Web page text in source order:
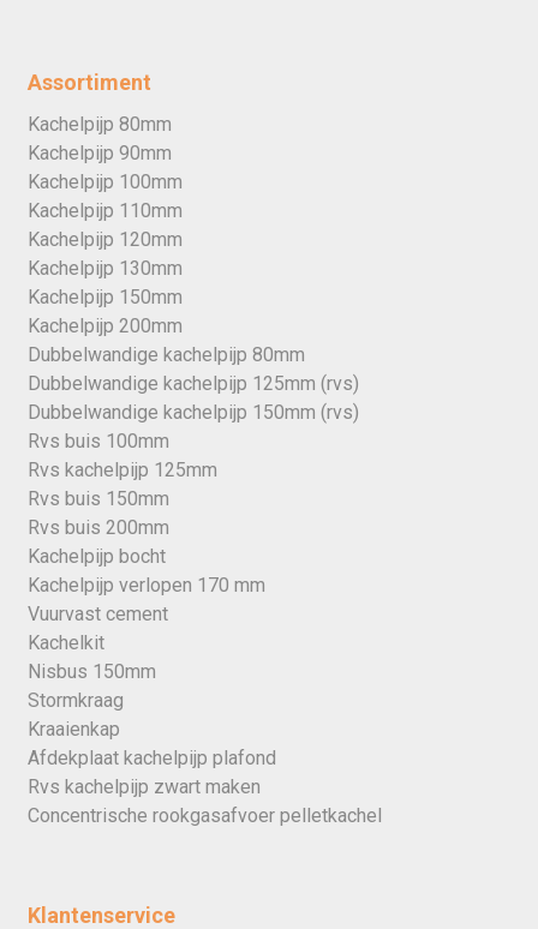
Assortiment
Kachelpijp 80mm
Kachelpijp 90mm
Kachelpijp 100mm
Kachelpijp 110mm
Kachelpijp 120mm
Kachelpijp 130mm
Kachelpijp 150mm
Kachelpijp 200mm
Dubbelwandige kachelpijp 80mm
Dubbelwandige kachelpijp 125mm (rvs)
Dubbelwandige kachelpijp 150mm (rvs)
Rvs buis 100mm
Rvs kachelpijp 125mm
Rvs buis 150mm
Rvs buis 200mm
Kachelpijp bocht
Kachelpijp verlopen 170 mm
Vuurvast cement
Kachelkit
Nisbus 150mm
Stormkraag
Kraaienkap
Afdekplaat kachelpijp plafond
Rvs kachelpijp zwart maken
Concentrische rookgasafvoer pelletkachel
Klantenservice